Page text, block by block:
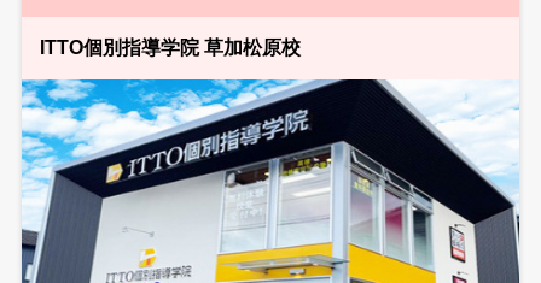
ITTO個別指導学院 草加松原校